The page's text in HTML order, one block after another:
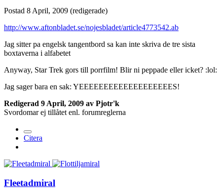
Postad 8 April, 2009 (redigerade)
http://www.aftonbladet.se/nojesbladet/article4773542.ab
Jag sitter pa engelsk tangentbord sa kan inte skriva de tre sista
boxtaverna i alfabetet
Anyway, Star Trek gors till porrfilm! Blir ni peppade eller icket? :lol:
Jag sager bara en sak: YEEEEEEEEEEEEEEEEEEES!
Redigerad 9 April, 2009 av Pjotr'k
Svordomar ej tillåtet enl. forumreglerna
Citera
Fleetadmiral